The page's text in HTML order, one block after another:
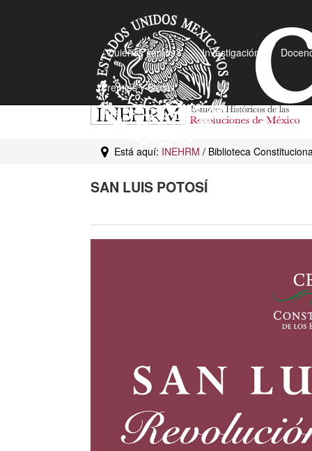
¿Quiénes somos? Investigación
Premios y Becas
Está aquí: INEHRM / Biblioteca
SAN LUIS POTOSÍ